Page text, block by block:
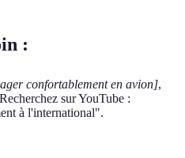
:
confortablement en avion],
sur YouTube :
à l'international".